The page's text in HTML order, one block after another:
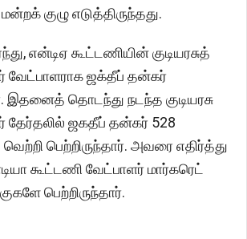
குழு எடுத்திருந்தது.
என்டிஏ கூட்டணியின் குடியரசுத்
ஜக்தீப் தன்கர்
இதனைத் தொடந்து நடந்த குடியரசு
ஜகதீப் தன்கர் 528
பெற்றிருந்தார். அவரை எதிர்த்து
கூட்டணி வேட்பாளர் மார்கரெட்
பெற்றிருந்தார்.